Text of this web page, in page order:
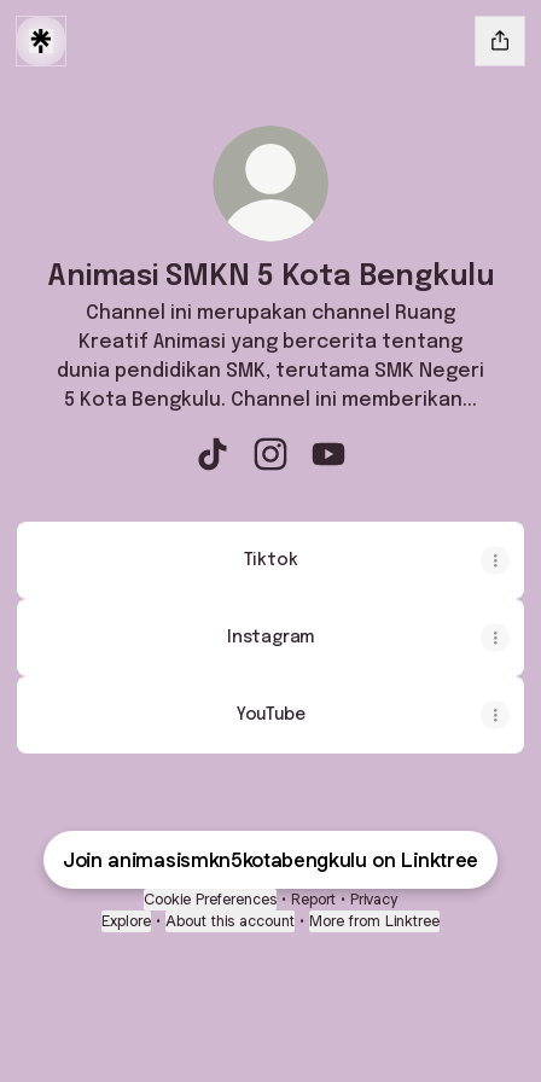
Animasi SMKN 5 Kota Bengkulu
Channel ini merupakan channel Ruang
Kreatif Animasi yang bercerita tentang
dunia pendidikan SMK, terutama SMK Negeri
5 Kota Bengkulu. Channel ini memberikan...
Tiktok
Instagram
YouTube
Join animasismkn5kotabengkulu on Linktree
Cookie Preferences • Report • Privacy
Explore • About this account • More from Linktree